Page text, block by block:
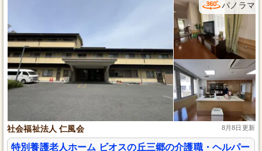
パノラマ
社会福祉法人 仁風会 8月8日更新
特別養護老人ホーム ビオスの丘三郷の介護職・ヘルパー